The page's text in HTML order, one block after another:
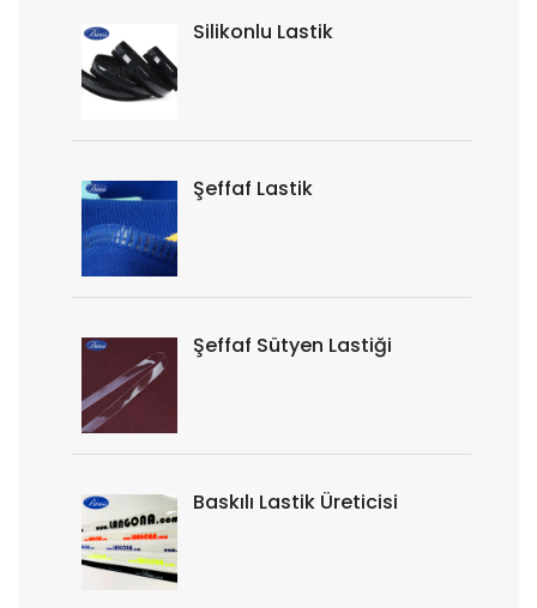
Silikonlu Lastik
Şeffaf Lastik
Şeffaf Sütyen Lastiği
Baskılı Lastik Üreticisi